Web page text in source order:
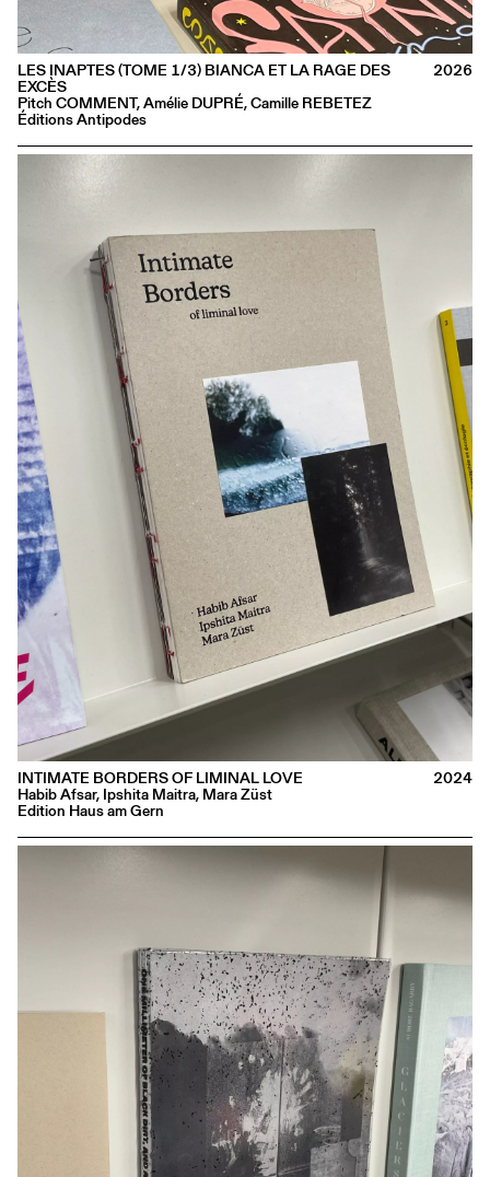
LES INAPTES (TOME 1/3) BIANCA ET LA RAGE DES
EXCÈS
Pitch COMMENT, Amélie DUPRÉ, Camille REBETEZ
Éditions Antipodes
2026
INTIMATE BORDERS OF LIMINAL LOVE
Habib Afsar, Ipshita Maitra, Mara Züst
Edition Haus am Gern
2024